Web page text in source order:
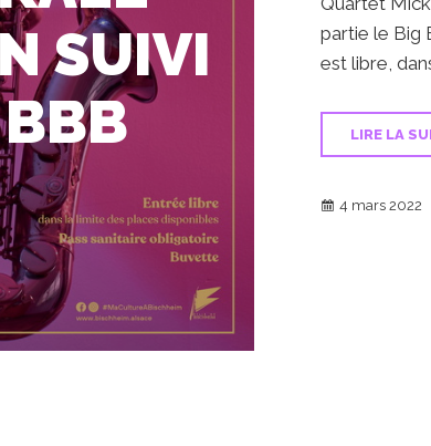
partie le Big
est libre,
LIRE LA
4 mars 2022
SUIVI